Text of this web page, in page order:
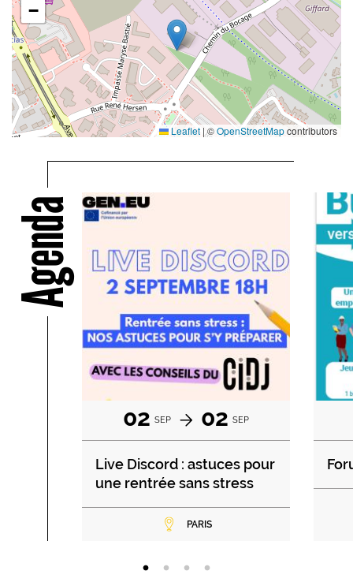
−
Leaflet |©OpenStreetMapcontributors
Agenda
02 SEP 02 SEP
Live Discord : astuces pour
une rentrée sans stress
PARIS